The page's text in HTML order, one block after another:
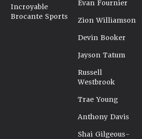
Incroyable
Brocante Sports
Evan Fournier
Zion Williamson
Devin Booker
Jayson Tatum
Russell
Westbrook
Trae Young
Anthony Davis
Shai Gilgeous-